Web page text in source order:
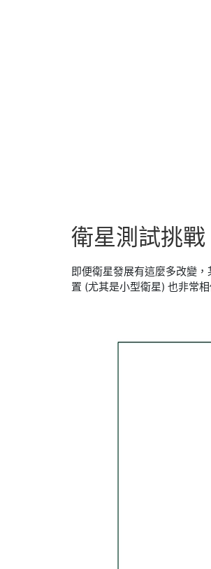
衛星測試挑戰
即便衛星發展有這麼多改變
置 (尤其是小型衛星) 也非常相